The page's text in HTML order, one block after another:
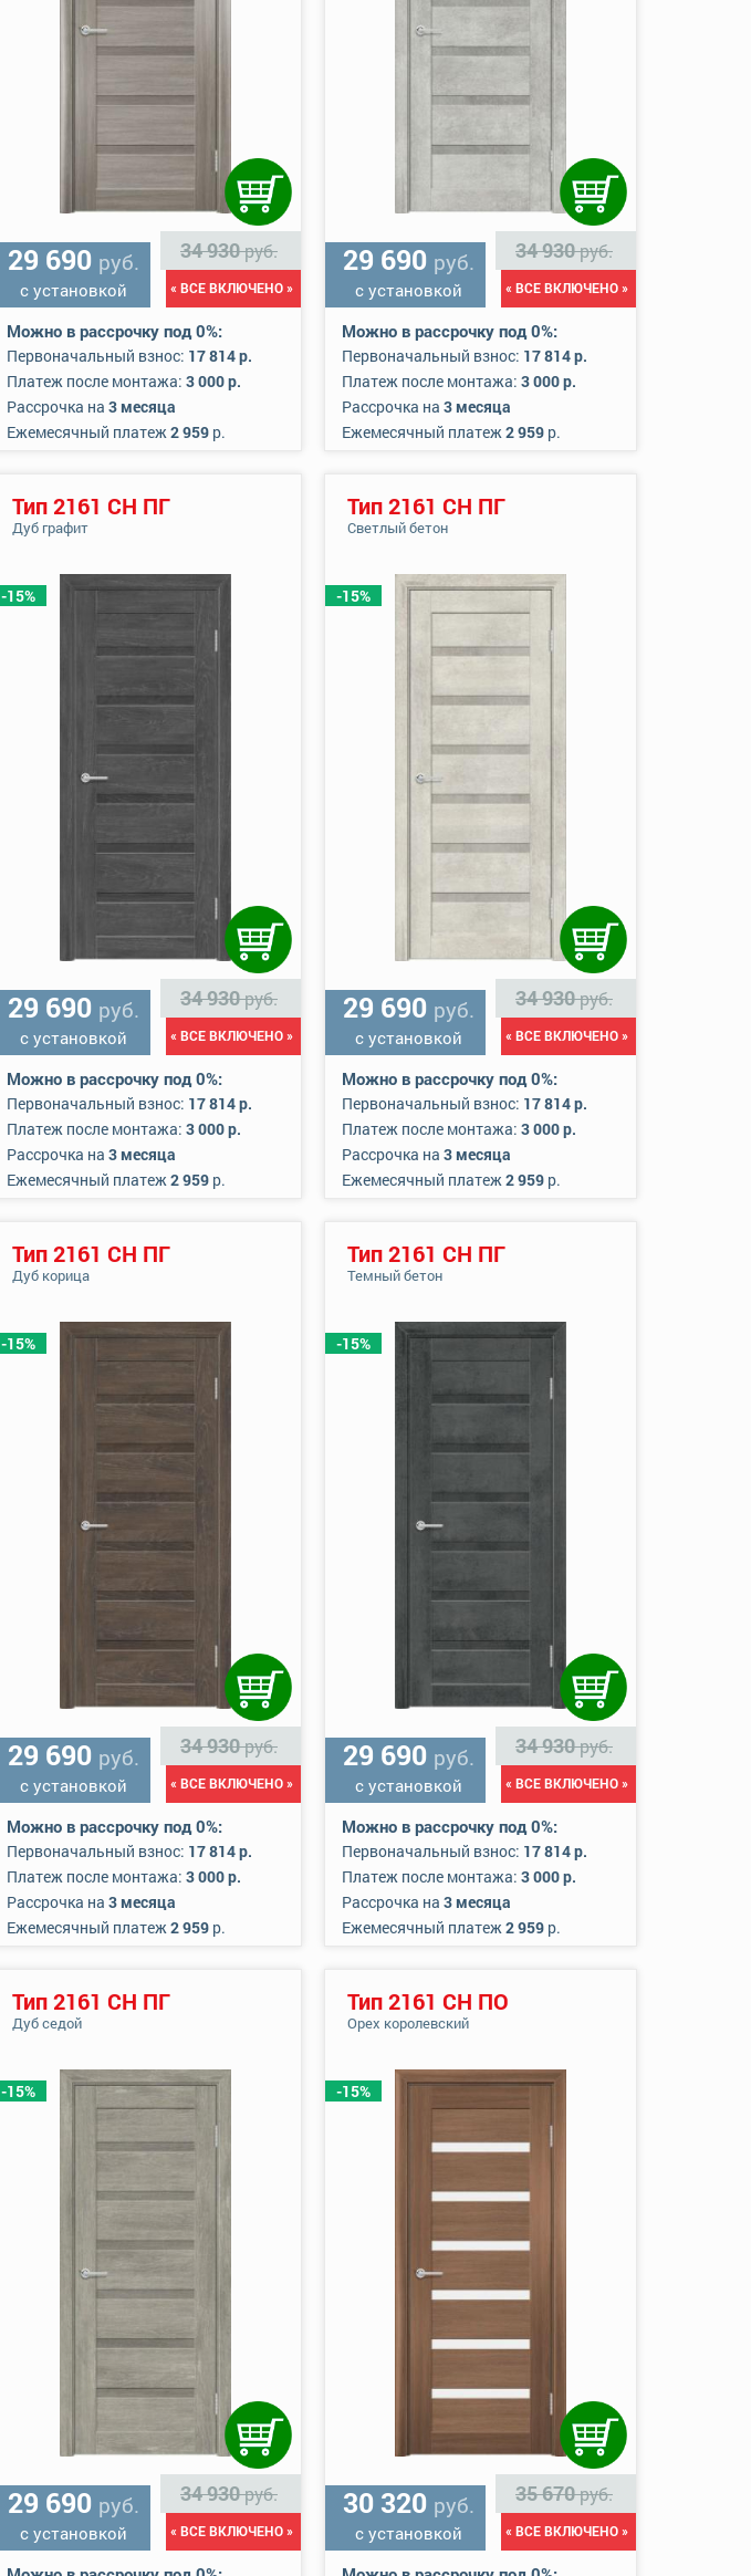
29 690 руб.
с установкой
34 930руб.
« ВСЕ ВКЛЮЧЕНО »
Можно в рассрочку под 0%:
Первоначальный взнос: 17 814 р.
Платеж после монтажа: 3 000 р.
Рассрочка на 3 месяца
Ежемесячный платеж2 959 р.
29 690 руб.
с установкой
34 930руб.
« ВСЕ ВКЛЮЧЕНО »
Можно в рассрочку под 0%:
Первоначальный взнос: 17 814 р.
Платеж после монтажа: 3 000 р.
Рассрочка на 3 месяца
Ежемесячный платеж2 959 р.
-15%
Тип 2161 СН ПГ
Дуб графит
29 690 руб.
с установкой
34 930руб.
« ВСЕ ВКЛЮЧЕНО »
Можно в рассрочку под 0%:
Первоначальный взнос: 17 814 р.
Платеж после монтажа: 3 000 р.
Рассрочка на 3 месяца
Ежемесячный платеж2 959 р.
-15%
Тип 2161 СН ПГ
Светлый бетон
29 690 руб.
с установкой
34 930руб.
« ВСЕ ВКЛЮЧЕНО »
Можно в рассрочку под 0%:
Первоначальный взнос: 17 814 р.
Платеж после монтажа: 3 000 р.
Рассрочка на 3 месяца
Ежемесячный платеж2 959 р.
-15%
Тип 2161 СН ПГ
Дуб корица
29 690 руб.
с установкой
34 930руб.
« ВСЕ ВКЛЮЧЕНО »
Можно в рассрочку под 0%:
Первоначальный взнос: 17 814 р.
Платеж после монтажа: 3 000 р.
Рассрочка на 3 месяца
Ежемесячный платеж2 959 р.
-15%
Тип 2161 СН ПГ
Темный бетон
29 690 руб.
с установкой
34 930руб.
« ВСЕ ВКЛЮЧЕНО »
Можно в рассрочку под 0%:
Первоначальный взнос: 17 814 р.
Платеж после монтажа: 3 000 р.
Рассрочка на 3 месяца
Ежемесячный платеж2 959 р.
-15%
Тип 2161 СН ПГ
Дуб седой
29 690 руб.
с установкой
34 930руб.
« ВСЕ ВКЛЮЧЕНО »
-15%
Тип 2161 СН ПО
Орех королевский
30 320 руб.
с установкой
35 670руб.
« ВСЕ ВКЛЮЧЕНО »